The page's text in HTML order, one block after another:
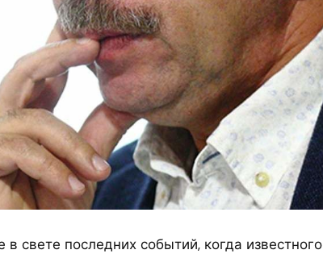
свете последних событий, когда известного